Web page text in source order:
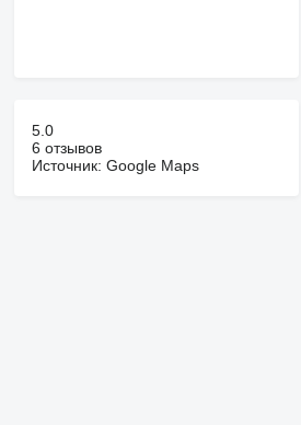
5.0
6 отзывов
Источник: Google Maps